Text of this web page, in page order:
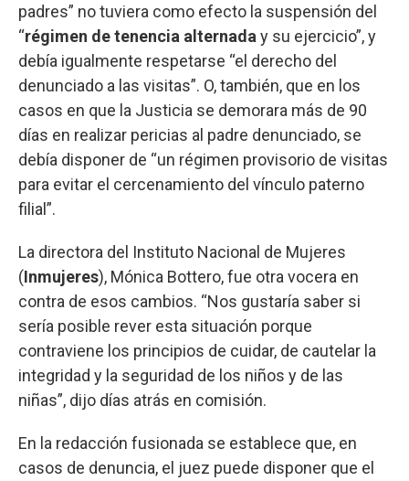
padres” no tuviera como efecto la suspensión del
“régimen de tenencia alternada y su ejercicio”, y
debía igualmente respetarse “el derecho del
denunciado a las visitas”. O, también, que en los
casos en que la Justicia se demorara más de 90
días en realizar pericias al padre denunciado, se
debía disponer de “un régimen provisorio de visitas
para evitar el cercenamiento del vínculo paterno
filial”.
La directora del Instituto Nacional de Mujeres
(Inmujeres), Mónica Bottero, fue otra vocera en
contra de esos cambios. “Nos gustaría saber si
sería posible rever esta situación porque
contraviene los principios de cuidar, de cautelar la
integridad y la seguridad de los niños y de las
niñas”, dijo días atrás en comisión.
En la redacción fusionada se establece que, en
casos de denuncia, el juez puede disponer que el